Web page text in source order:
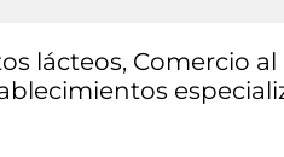
lácteos, Comercio